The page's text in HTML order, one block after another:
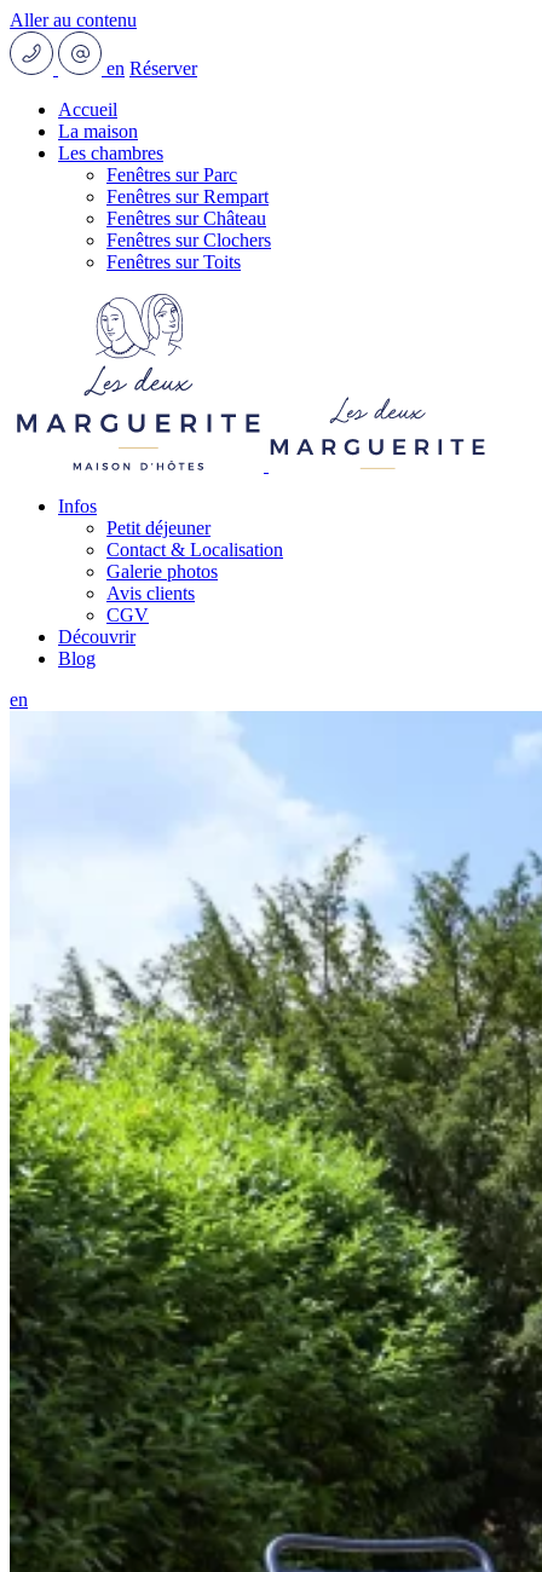
Aller au contenu
en Réserver
Accueil
La maison
Les chambres
Fenêtres sur Parc
Fenêtres sur Rempart
Fenêtres sur Château
Fenêtres sur Clochers
Fenêtres sur Toits
Infos
Petit déjeuner
Contact & Localisation
Galerie photos
Avis clients
CGV
Découvrir
Blog
en